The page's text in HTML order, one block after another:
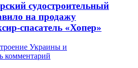
судостроительный
на продажу
спасатель «Хопер»
Украины и
комментарий